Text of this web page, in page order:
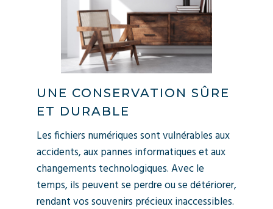
UNE CONSERVATION SÛRE
ET DURABLE
Les fichiers numériques sont vulnérables aux
accidents, aux pannes informatiques et aux
changements technologiques. Avec le
temps, ils peuvent se perdre ou se détériorer,
rendant vos souvenirs précieux inaccessibles.